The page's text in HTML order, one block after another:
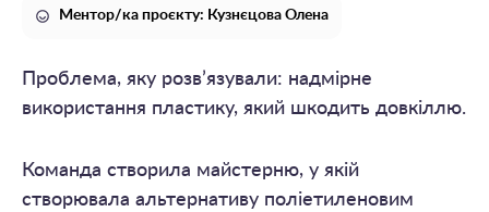
Ментор/ка проєкту: Кузнєцова Олена
Проблема, яку розв’язували: надмірне
використання пластику, який шкодить довкіллю.
Команда створила майстерню, у якій
створювала альтернативу поліетиленовим